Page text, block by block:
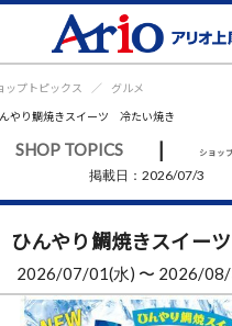
ップトピックス
グルメ
やり鯛焼きスイーツ 冷たい焼き
SHOP TOPICS | ショッ
掲載日：2026/07/3
んやり鯛焼きスイー
2026/07/01(水) 〜 2026/08/